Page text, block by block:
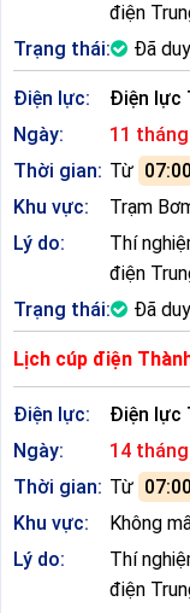
điện
Trạng thái:
Đã
Điện lực:
Điện lực
Ngày:
11
Thời gian: Từ 07:00
Khu vực:
Trạm
Lý do:
Thí
điện
Trạng thái:
Đã
Lịch cúp điện
Điện lực:
Điện lực
Ngày:
14
Thời gian: Từ 07:00
Khu vực:
Không
Lý do:
Thí
điện